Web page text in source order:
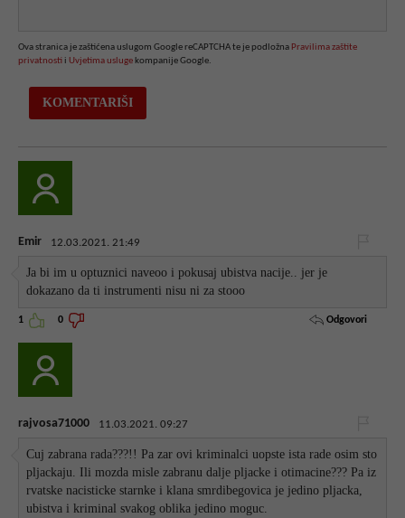
Ova stranica je zaštićena uslugom Google reCAPTCHA te je podložna Pravilima zaštite
privatnosti i Uvjetima usluge kompanije Google.
Emir 12.03.2021. 21:49
Ja bi im u optuznici naveoo i pokusaj ubistva nacije.. jer je
dokazano da ti instrumenti nisu ni za stooo
1 0 Odgovori
rajvosa71000 11.03.2021. 09:27
Cuj zabrana rada???!! Pa zar ovi kriminalci uopste ista rade osim sto
pljackaju. Ili mozda misle zabranu dalje pljacke i otimacine??? Pa iz
rvatske nacisticke starnke i klana smrdibegovica je jedino pljacka,
ubistva i kriminal svakog oblika jedino moguc.